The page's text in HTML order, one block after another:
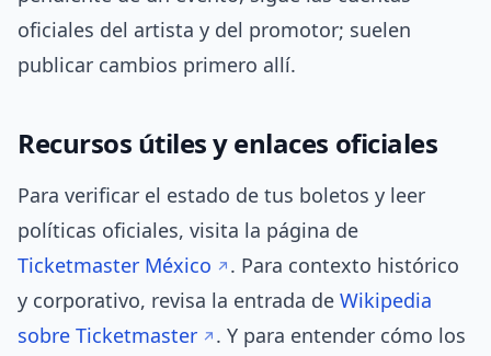
oficiales del artista y del promotor; suelen
publicar cambios primero allí.
Recursos útiles y enlaces oficiales
Para verificar el estado de tus boletos y leer
políticas oficiales, visita la página de
Ticketmaster México
. Para contexto histórico
y corporativo, revisa la entrada de Wikipedia
sobre Ticketmaster
. Y para entender cómo los